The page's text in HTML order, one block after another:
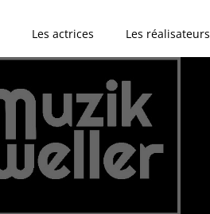
Les actrices Les réalisateurs